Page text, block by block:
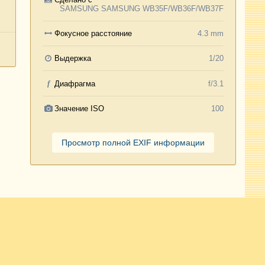
SAMSUNG SAMSUNG WB35F/WB36F/WB37F
Фокусное расстояние 4.3 mm
Выдержка 1/20
f Диафрагма f/3.1
Значение ISO 100
Просмотр полной EXIF информации